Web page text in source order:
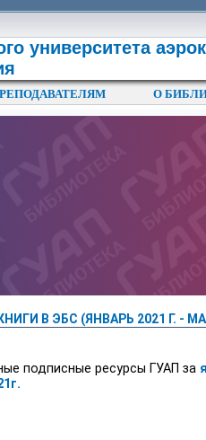
университета
О
В ЭБС (ЯНВАРЬ 2021 Г. -
подписные ресурсы ГУАП за